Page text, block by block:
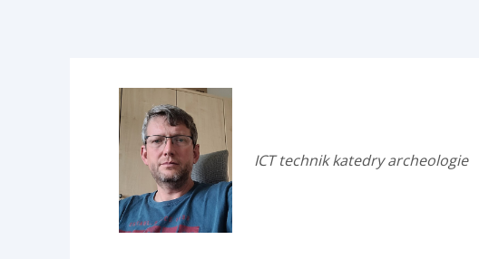
ICT technik katedry archeologie